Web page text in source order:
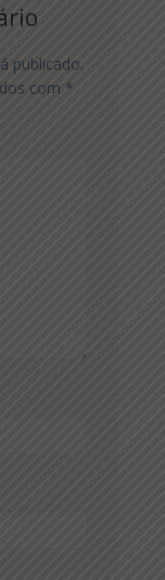
publicado.
com *